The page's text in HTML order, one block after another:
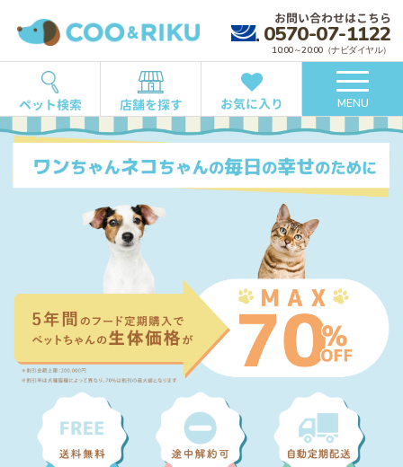
お問い合わせはこちら
0570-07-1122
10:00～20:00（ナビダイヤル）
ペット検索 店舗を探す お気に入り MENU